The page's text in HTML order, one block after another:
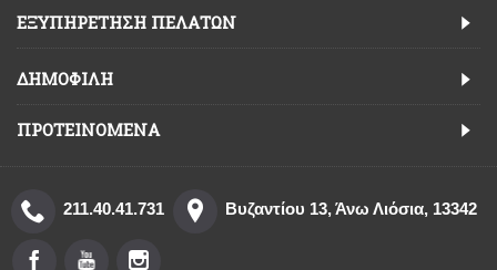
ΕΞΥΠΗΡΈΤΗΣΗ ΠΕΛΑΤΏΝ
ΔΗΜΟΦΙΛΉ
ΠΡΟΤΕΙΝΌΜΕΝΑ
211.40.41.731 Βυζαντίου 13, Άνω Λιόσια, 13342